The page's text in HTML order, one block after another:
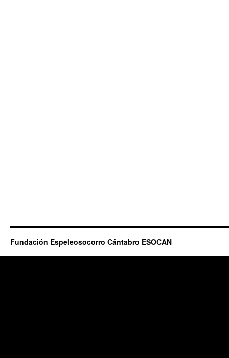
Fundación Espeleosocorro Cántabro ESOCAN